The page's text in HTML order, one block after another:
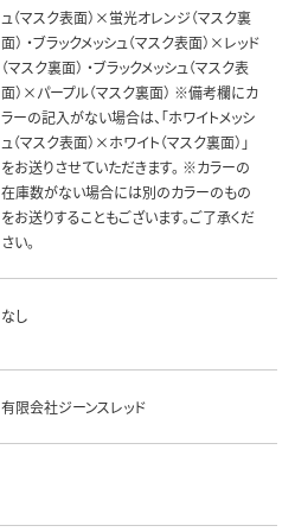
ュ（マスク表面）×蛍光オレンジ（マスク裏
面） ・ブラックメッシュ（マスク表面）×レッド
（マスク裏面） ・ブラックメッシュ（マスク表
面）×パープル（マスク裏面） ※備考欄にカ
ラーの記入がない場合は、「ホワイトメッシ
ュ（マスク表面）×ホワイト（マスク裏面）」
をお送りさせていただきます。 ※カラーの
在庫数がない場合には別のカラーのもの
をお送りすることもございます。ご了承くだ
さい。
なし
有限会社ジーンスレッド